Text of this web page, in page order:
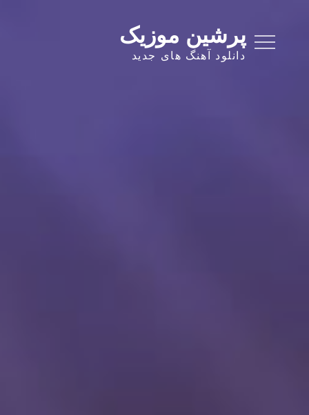
content
پرشین موزیک
دانلود آهنگ های جدید